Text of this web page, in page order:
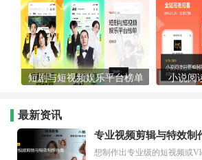
短剧与短视频娱乐平台榜单 小说阅
最新资讯
专业视频剪辑与特效制